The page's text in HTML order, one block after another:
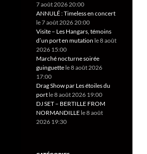
7 août 2026 20:00
ANNULÉ : Timeless en concert
le 7 août 2026 20:00
Visite – Les Hangars, témoins
d’un port en mutation le 8 août
2026 15:00
Marché nocturne soirée
guinguette le 8 août 2026
17:00
Drag Show par Les étoiles du
port le 8 août 2026 19:00
DJ SET – BERTILLE FROM
NORMANDILLE le 8 août
2026 19:30